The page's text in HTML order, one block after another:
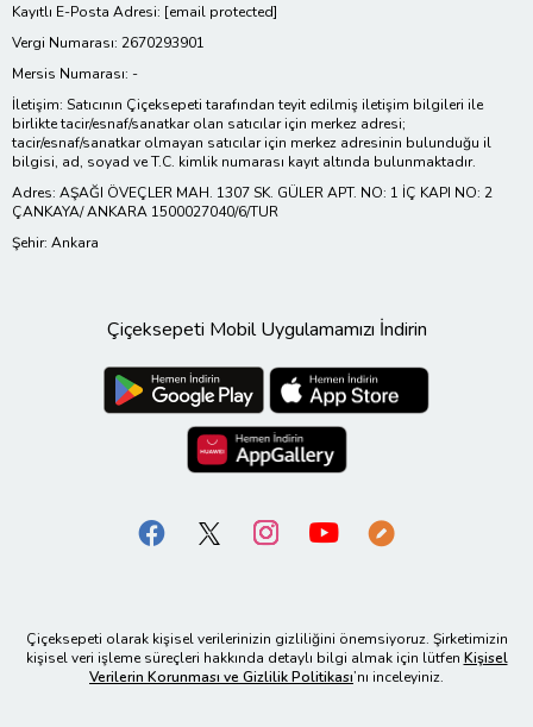
Kayıtlı E-Posta Adresi: [email protected]
Vergi Numarası: 2670293901
Mersis Numarası: -
İletişim: Satıcının Çiçeksepeti tarafından teyit edilmiş iletişim bilgileri ile
birlikte tacir/esnaf/sanatkar olan satıcılar için merkez adresi;
tacir/esnaf/sanatkar olmayan satıcılar için merkez adresinin bulunduğu il
bilgisi, ad, soyad ve T.C. kimlik numarası kayıt altında bulunmaktadır.
Adres: AŞAĞI ÖVEÇLER MAH. 1307 SK. GÜLER APT. NO: 1 İÇ KAPI NO: 2
ÇANKAYA/ ANKARA 1500027040/6/TUR
Şehir: Ankara
Çiçeksepeti Mobil Uygulamamızı İndirin
Çiçeksepeti olarak kişisel verilerinizin gizliliğini önemsiyoruz. Şirketimizin
kişisel veri işleme süreçleri hakkında detaylı bilgi almak için lütfen Kişisel
Verilerin Korunması ve Gizlilik Politikası’nı inceleyiniz.